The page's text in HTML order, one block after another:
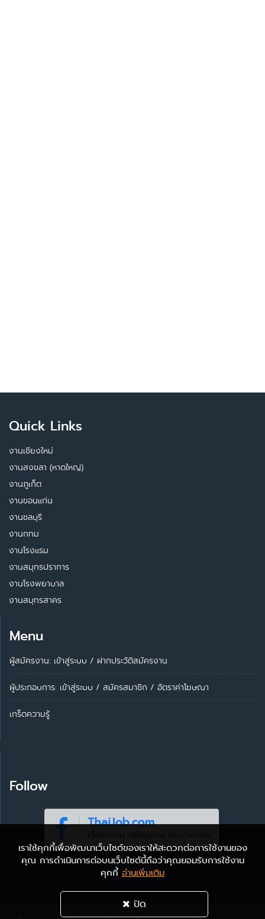
Quick Links
งานเชียงใหม่
งานสงขลา (หาดใหญ่)
งานภูเก็ต
งานขอนแก่น
งานชลบุรี
งานกทม
งานโรงแรม
งานสมุทรปราการ
งานโรงพยาบาล
งานสมุทรสาคร
Menu
ผู้สมัครงาน: เข้าสู่ระบบ / ฝากประวัติสมัครงาน
ผู้ประกอบการ: เข้าสู่ระบบ / สมัครสมาชิก / อัตราค่าโฆษณา
เกร็ดความรู้
Follow
เราใช้คุกกี้เพื่อพัฒนาเว็บไซต์ของเราให้สะดวกต่อการใช้งานของ
คุณ การดำเนินการต่อบนเว็บไซต์นี้ถือว่าคุณยอมรับการใช้งาน
คุกกี้ อ่านเพิ่มเติม
ปิด